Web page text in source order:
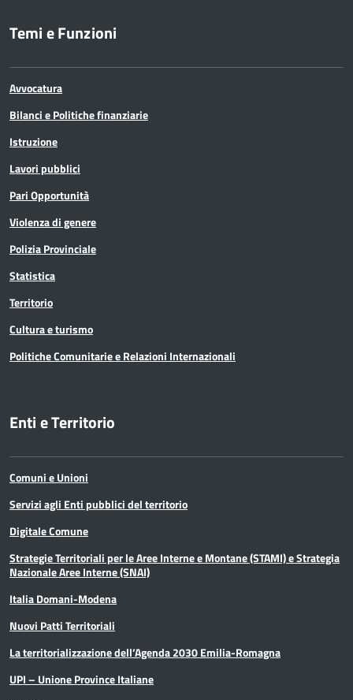
Temi e Funzioni
Avvocatura
Bilanci e Politiche finanziarie
Istruzione
Lavori pubblici
Pari Opportunità
Violenza di genere
Polizia Provinciale
Statistica
Territorio
Cultura e turismo
Politiche Comunitarie e Relazioni Internazionali
Enti e Territorio
Comuni e Unioni
Servizi agli Enti pubblici del territorio
Digitale Comune
Strategie Territoriali per le Aree Interne e Montane (STAMI) e Strategia
Nazionale Aree Interne (SNAI)
Italia Domani-Modena
Nuovi Patti Territoriali
La territorializzazione dell’Agenda 2030 Emilia-Romagna
UPI – Unione Province Italiane